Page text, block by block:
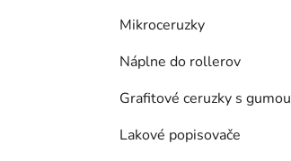
Mikroceruzky
Náplne do rollerov
Grafitové ceruzky s gumou
Lakové popisovače